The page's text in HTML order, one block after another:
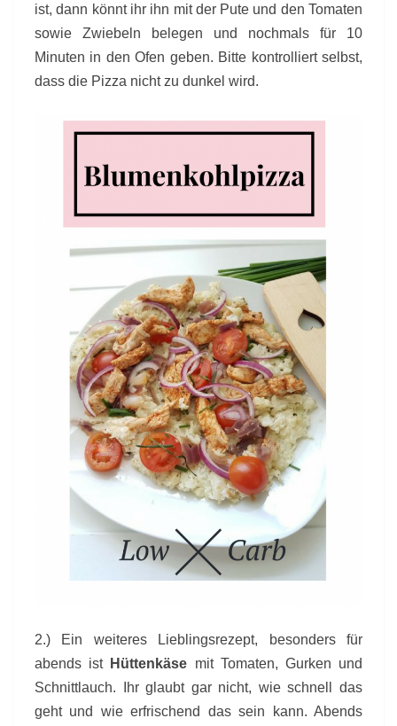
ist, dann könnt ihr ihn mit der Pute und den Tomaten
sowie Zwiebeln belegen und nochmals für 10
Minuten in den Ofen geben. Bitte kontrolliert selbst,
dass die Pizza nicht zu dunkel wird.
2.) Ein weiteres Lieblingsrezept, besonders für
abends ist Hüttenkäse mit Tomaten, Gurken und
Schnittlauch. Ihr glaubt gar nicht, wie schnell das
geht und wie erfrischend das sein kann. Abends